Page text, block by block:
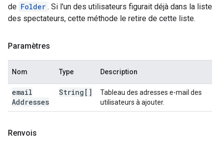
de Folder . Si l'un des utilisateurs figurait déjà dans la liste
des spectateurs, cette méthode le retire de cette liste.
Paramètres
Nom Type Description
email
Addresses
String[]
Tableau des adresses e-mail des
utilisateurs à ajouter.
Renvois